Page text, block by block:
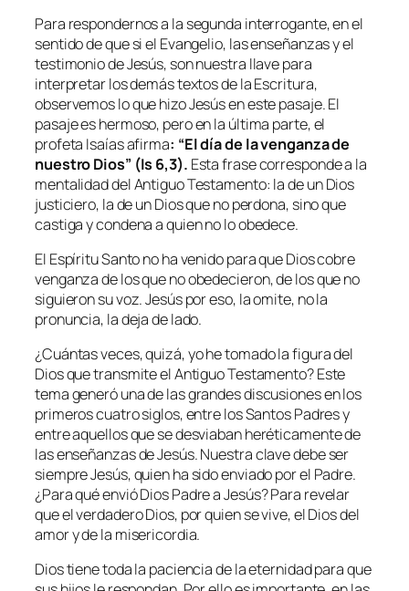
Para respondernos a la segunda interrogante, en el
sentido de que si el Evangelio, las enseñanzas y el
testimonio de Jesús, son nuestra llave para
interpretar los demás textos de la Escritura,
observemos lo que hizo Jesús en este pasaje. El
pasaje es hermoso, pero en la última parte, el
profeta Isaías afirma: “El día de la venganza de
nuestro Dios” (Is 6,3). Esta frase corresponde a la
mentalidad del Antiguo Testamento: la de un Dios
justiciero, la de un Dios que no perdona, sino que
castiga y condena a quien no lo obedece.
El Espíritu Santo no ha venido para que Dios cobre
venganza de los que no obedecieron, de los que no
siguieron su voz. Jesús por eso, la omite, no la
pronuncia, la deja de lado.
¿Cuántas veces, quizá, yo he tomado la figura del
Dios que transmite el Antiguo Testamento? Este
tema generó una de las grandes discusiones en los
primeros cuatro siglos, entre los Santos Padres y
entre aquellos que se desviaban heréticamente de
las enseñanzas de Jesús. Nuestra clave debe ser
siempre Jesús, quien ha sido enviado por el Padre.
¿Para qué envió Dios Padre a Jesús? Para revelar
que el verdadero Dios, por quien se vive, el Dios del
amor y de la misericordia.
Dios tiene toda la paciencia de la eternidad para que